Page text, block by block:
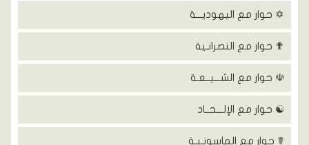
✡ حوار مع اليهوديـــة
✟ حوار مع النصرانـية
☫ حوار مع الشـــيــعـة
☯ حوار مع الإلـــحــاد
☤ حوار مع الماسونـيـة